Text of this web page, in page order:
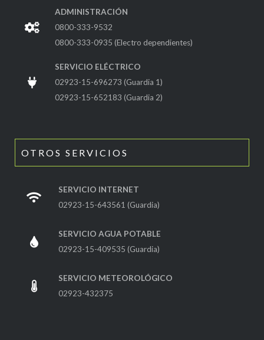
ADMINISTRACIÓN
0800-333-9532
0800-333-0935 (Electro dependientes)
SERVICIO ELÉCTRICO
02923-15-696273 (Guardia 1)
02923-15-652183 (Guardia 2)
OTROS SERVICIOS
SERVICIO INTERNET
02923-15-643561 (Guardia)
SERVICIO AGUA POTABLE
02923-15-409535 (Guardia)
SERVICIO METEOROLÓGICO
02923-432375